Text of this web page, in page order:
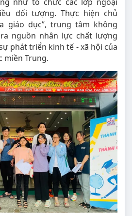
đối tượng. Thực hiện chủ
giáo dục”, trung tâm không
nguồn nhân lực chất lượng
phát triển kinh tế - xã hội của
miền Trung.